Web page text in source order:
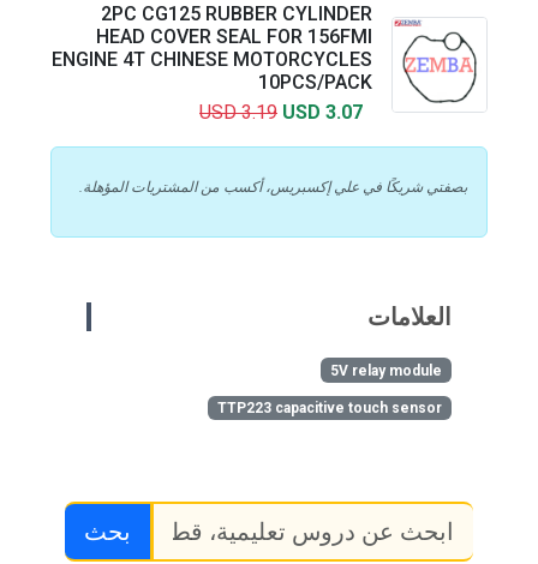
2PC CG125 RUBBER CYLINDER
HEAD COVER SEAL FOR 156FMI
ENGINE 4T CHINESE MOTORCYCLES
10PCS/PACK
USD 3.19 USD 3.07
بصفتي شريكًا في علي إكسبريس، أكسب من المشتريات المؤهلة.
العلامات
5V relay module
TTP223 capacitive touch sensor
بحث